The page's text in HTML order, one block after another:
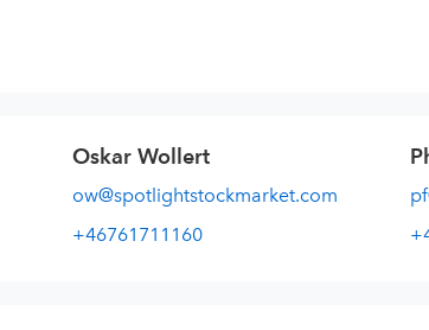
Oskar Wollert
ow@spotlightstockmarket.com
+46761711160